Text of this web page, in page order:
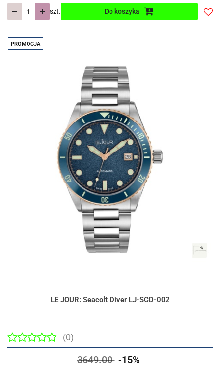
szt. Do koszyka
PROMOCJA
LE JOUR: Seacolt Diver LJ-SCD-002
(0)
3649.00 -15%